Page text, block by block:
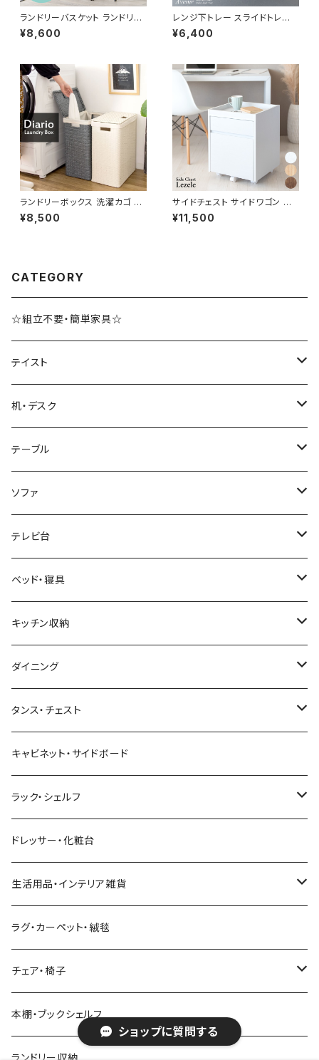
ショップに質問する
ランドリーバスケット ランドリー
ワゴン 洗濯カゴ キャスター付 ラ
ンドリー収納 新生活 一人暮らし
¥8,600
レンジ下トレー スライドトレー
家電置き レンジボード スライド
テーブル キッチン収納
¥6,400
ランドリーボックス 洗濯カゴ 洗
濯物入れ 脱衣かご 幅36 奥行2
9 高さ79 完成品 新生活 一人
¥8,500
サイドチェスト サイドワゴン デ
スクチェスト デスクワゴン オフ
ィス収納 サイドキャビネット 新
¥11,500
CATEGORY
☆組立不要・簡単家具☆
テイスト
ブルックリンスタイル
ホテルライク風インテリア
韓国インテリア
和風/和モダン
ミッドセンチュリー
西海岸風
カフェ風
ヴィンテージ
北欧風・ノルディック
インダストリアル
フレンチカントリー
アジアン
ボタニカル
モダン
カントリー
アンティーク
机・デスク
パソコンデスク・ワークデスク
学習机・勉強机
収納付きデスク
折りたたみデスク
サイズ
幅100cm以下
幅101～120cm
デスクワゴン
テーブル
サイズ
幅100cm以下
幅101～120cm
ローテーブル・リビングテーブル
サイドテーブル・ナイトテーブル
カウンターテーブル
こたつ・こたつテーブル
こたつテーブル+布団掛敷セット
こたつテーブル+掛け布団
ネストテーブル
折りたたみテーブル
昇降式・リフティングテーブル
ソファ
サイズ
幅90cm以下
幅91～120cm
1人掛けソファ
2人掛けソファ
3人掛けソファ
4人掛け以上のソファ
ソファベッド
フロアソファ・ローソファ
リクライニングソファ
カウチソファ・コーナーソファ
オットマン
電動リクライニングソファ
テレビ台
サイズ
幅90cm以下
幅91～120cm
ロータイプテレビ台・ローボード
ミドルタイプテレビ台
コーナーテレビ台
ハイタイプテレビ台・壁面収納
伸縮テレビ台
テレビスタンド
ベッド・寝具
サイズ
セミシングルショート
シングルベッド
ベッドフレーム
マット付きベッド
収納付きベッド
ロフトベッド
ヘッドボード
マットレス
寝具
キッチン収納
食器棚
キッチンカウンター
キッチンワゴン
レンジ台
キッチンラック
キッチン雑貨
ダイニング
ダイニングテーブル
ダイニングテーブルセット
2人用ダイニングテーブルセット
4人用ダイニングテーブルセット
ダイニングチェア・ベンチ
ダイニングソファ
タンス・チェスト
サイドチェスト
ハイチェスト
キャビネット・サイドボード
ラック・シェルフ
オープンラック
突っ張り収納
カート
ディスプレイラック
ドレッサー・化粧台
生活用品・インテリア雑貨
ミラー・姿見
ハンガーラック・ポールハンガー
ダストボックス
ハンキングラック
ラグ・カーペット・絨毯
チェア・椅子
スツール
カウンターチェア
本棚・ブックシェルフ
ランドリー収納